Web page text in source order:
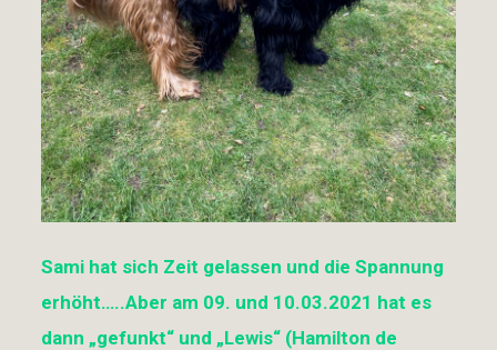
Sami hat sich Zeit gelassen und die Spannung
erhöht…..Aber am 09. und 10.03.2021 hat es
dann „gefunkt“ und „Lewis“ (Hamilton de